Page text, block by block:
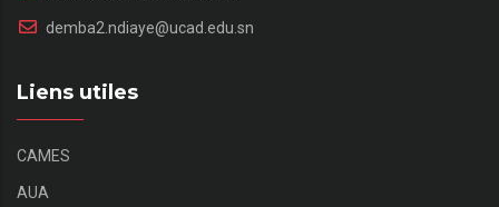
demba2.ndiaye@ucad.edu.sn
Liens utiles
CAMES
AUA